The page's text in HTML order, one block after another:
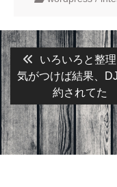
投
稿
ナ
ビ
ゲ
ー
Previous
post:
いろいろと整
気がつけば結果、
約されてた